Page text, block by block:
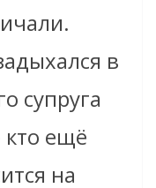
в
супруга
кто ещё
на